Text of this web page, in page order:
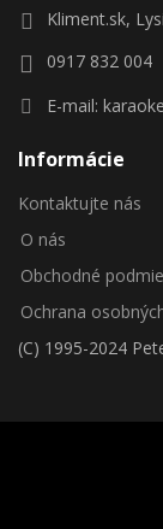
Kliment.sk,
0917 832 004
E-mail:
Informácie
Kontaktujte nás
O nás
Obchodné
Ochrana
(C) 1995-2024